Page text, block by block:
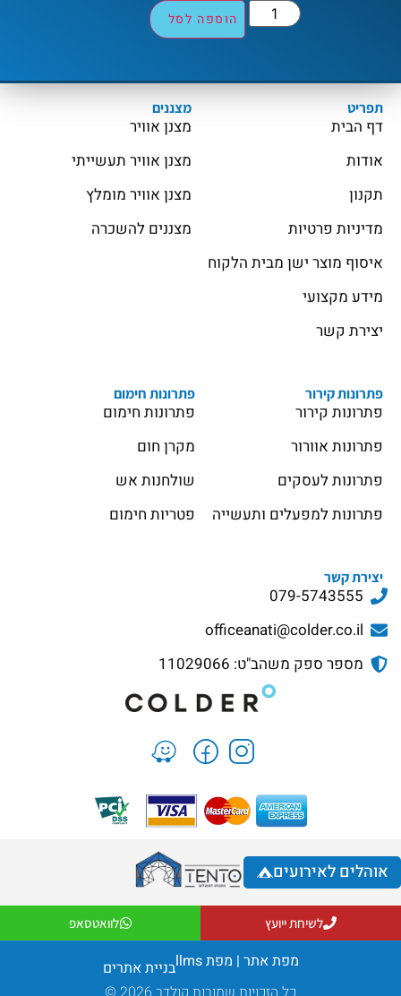
הוספה לסל
תפריט
דף הבית
אודות
תקנון
מדיניות פרטיות
איסוף מוצר ישן מבית הלקוח
מידע מקצועי
יצירת קשר
מצננים
מצנן אוויר
מצנן אוויר תעשייתי
מצנן אוויר מומלץ
מצננים להשכרה
פתרונות קירור
פתרונות קירור
פתרונות אוורור
פתרונות לעסקים
פתרונות למפעלים ותעשייה
פתרונות חימום
פתרונות חימום
מקרן חום
שולחנות אש
פטריות חימום
יצירת קשר
079-5743555
officeanati@colder.co.il
מספר ספק משהב"ט: 11029066
אוהלים לאירועים
לשיחת ייועץ לוואטסאפ
מפת אתר | מפת llms
בניית אתרים